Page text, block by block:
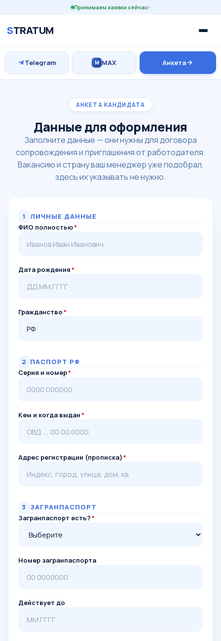
Принимаем заявки сейчас
STRATUM
Telegram M MAX Анкета
АНКЕТА КАНДИДАТА
Данные для оформления
Заполните данные — они нужны для договора
сопровождения и приглашения от работодателя.
Вакансию и страну ваш менеджер уже подобрал,
здесь их указывать не нужно.
1
ЛИЧНЫЕ ДАННЫЕ
ФИО полностью*
Дата рождения*
Гражданство*
2 ПАСПОРТ РФ
Серия и номер*
Кем и когда выдан*
Адрес регистрации (прописка)*
3 ЗАГРАНПАСПОРТ
Загранпаспорт есть?*
Номер загранпаспорта
Действует до